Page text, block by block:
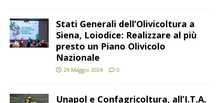
Stati Generali dell’Olivicoltura a
Siena, Loiodice: Realizzare al più
presto un Piano Olivicolo
Nazionale
29 Maggio 2024 0
Unapol e Confagricoltura, all’I.T.A.